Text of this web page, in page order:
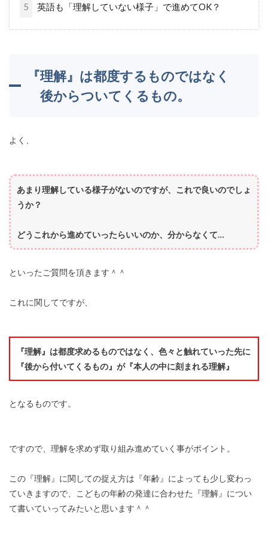
5 英語も「理解していない様子」で進めてOK？
『理解』は都度するものではなく
後からついてくるもの。
よく、
あまり理解している様子がないのですが、これで良いのでしょ
うか？
どうこれから進めていったらいいのか、分からなくて…
といったご質問を頂きます＾＾
これに関してですが、
『理解』は都度求めるものではなく、色々と触れていった先に
『後から付いてくるもの』が『本人の中に刻まれる理解』
となるものです。
ですので、理解を求めず取り組み進めていく事がポイント。
この『理解』に関しての捉え方は『年齢』によっても少し変わっ
ていきますので、こどもの年齢の発達に合わせた『理解』につい
て書いていってみたいと思います＾＾